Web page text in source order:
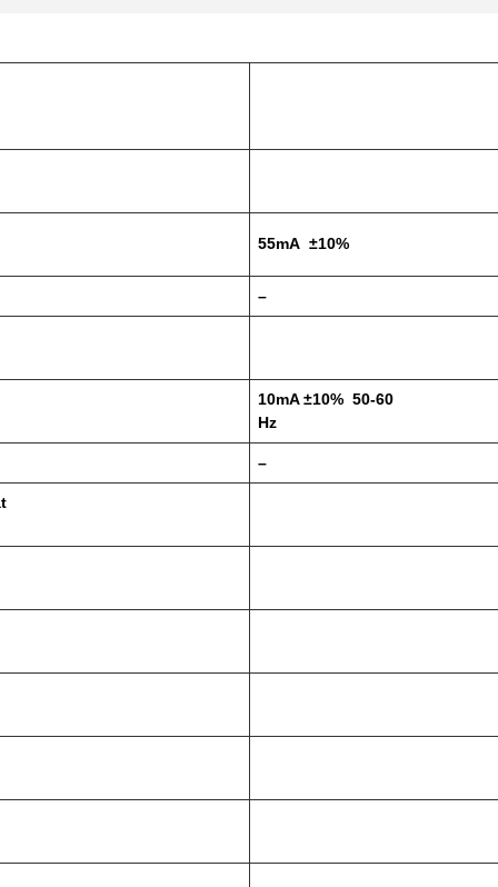
55mA ±10%
–
10mA ±10% 50-60
Hz
–